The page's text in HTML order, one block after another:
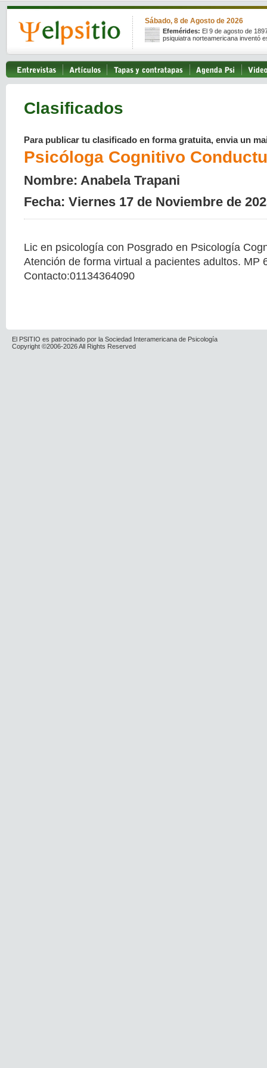
Sábado, 8 de Agosto de 2026
Efemérides: El 9 de agosto de
psiquiatra norteamericana inventó
Clasificados
Para publicar tu clasificado en forma gratuita, envia un
Psicóloga Cognitivo
Nombre: Anabela Trapani
Fecha: Viernes 17 de Noviembre de
Lic en psicología con Posgrado en Psicología
Atención de forma virtual a pacientes adultos. MP
Contacto:01134364090
El PSITIO es patrocinado por la Sociedad Interamericana de Psicología
Copyright ©2006-2026 All Rights Reserved